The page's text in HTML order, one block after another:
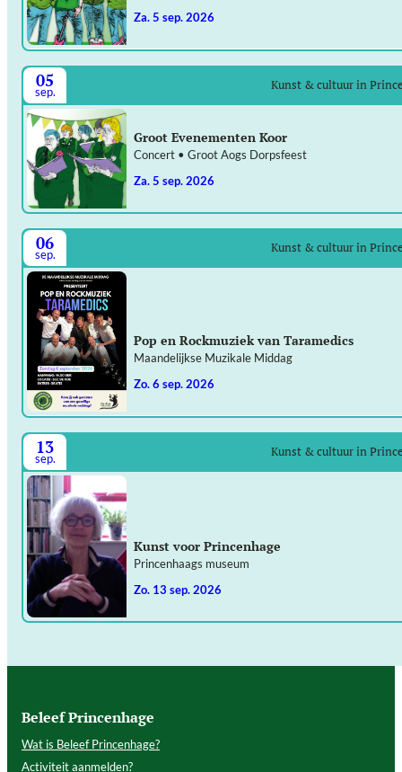
za. 5 sep. 2026
05
sep. Kunst & cultuur in
Groot Evenementen Koor
Concert • Groot Aogs Dorpsfeest
za. 5 sep. 2026
06
sep. Kunst & cultuur in
Pop en Rockmuziek van Taramedics
Maandelijkse Muzikale Middag
zo. 6 sep. 2026
13
sep. Kunst & cultuur in
Kunst voor Princenhage
Princenhaags museum
zo. 13 sep. 2026
Beleef Princenhage
Wat is Beleef Princenhage?
Activiteit aanmelden?